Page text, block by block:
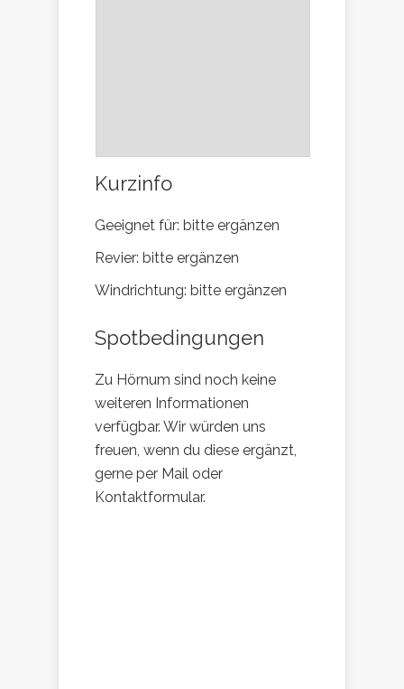
Kurzinfo
Geeignet für: bitte ergänzen
Revier: bitte ergänzen
Windrichtung: bitte ergänzen
Spotbedingungen
Zu Hörnum sind noch keine
weiteren Informationen
verfügbar. Wir würden uns
freuen, wenn du diese ergänzt,
gerne per Mail oder
Kontaktformular.